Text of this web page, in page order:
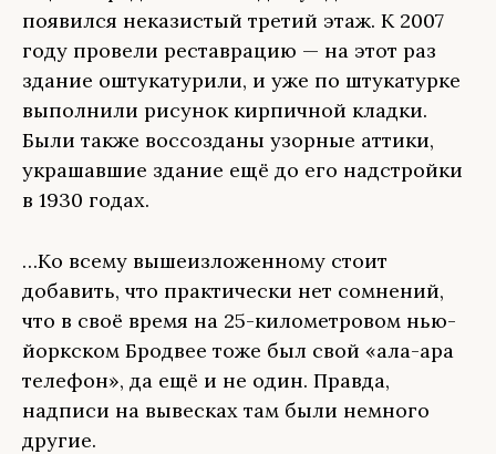
появился неказистый третий этаж. К 2007
году провели реставрацию — на этот раз
здание оштукатурили, и уже по штукатурке
выполнили рисунок кирпичной кладки.
Были также воссозданы узорные аттики,
украшавшие здание ещё до его надстройки
в 1930 годах.
…Ко всему вышеизложенному стоит
добавить, что практически нет сомнений,
что в своё время на 25-километровом нью-
йоркском Бродвее тоже был свой «ҡала-ара
телефон», да ещё и не один. Правда,
надписи на вывесках там были немного
другие.